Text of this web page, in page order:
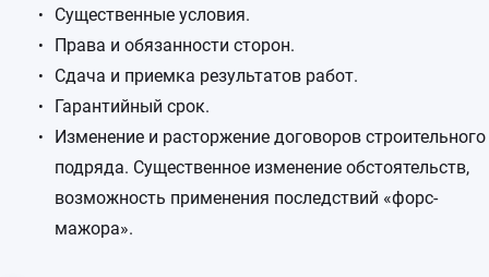
Существенные условия.
Права и обязанности сторон.
Сдача и приемка результатов работ.
Гарантийный срок.
Изменение и расторжение договоров строительного
подряда. Существенное изменение обстоятельств,
возможность применения последствий «форс-
мажора».